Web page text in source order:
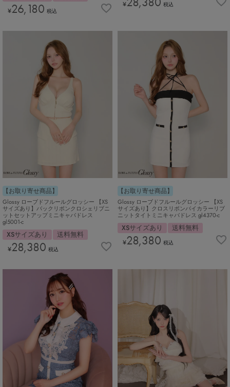
¥26,180 税込
¥ 税込
【お取り寄せ商品】
Glossy ローブドフルールグロッシー 【XS
サイズあり】バックリボンクロシェリブニ
ットセットアップミニキャバドレス
gl5001-c
XSサイズあり 送料無料
¥28,380 税込
【お取り寄せ商品】
Glossy ローブドフルールグロッシー 【XS
サイズあり】クロスリボンバイカラーリブ
ニットタイトミニキャバドレス gl4370-c
XSサイズあり 送料無料
¥28,380 税込